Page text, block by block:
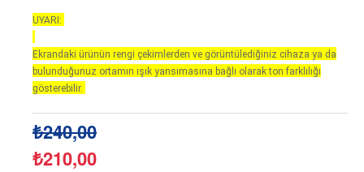
₺210,00
₺240,00
UYARI:
Ekrandaki ürünün rengi çekimlerden ve görüntülediğiniz cihaza ya da
bulunduğunuz ortamın ışık yansımasına bağlı olarak ton farklılığı
gösterebilir.